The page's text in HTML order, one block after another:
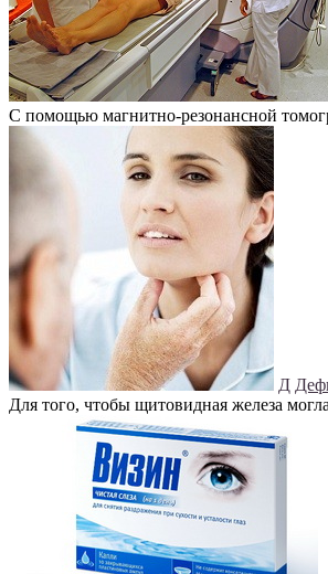
С помощью магнитно-резонансной
Д
Для того, чтобы щитовидная железа